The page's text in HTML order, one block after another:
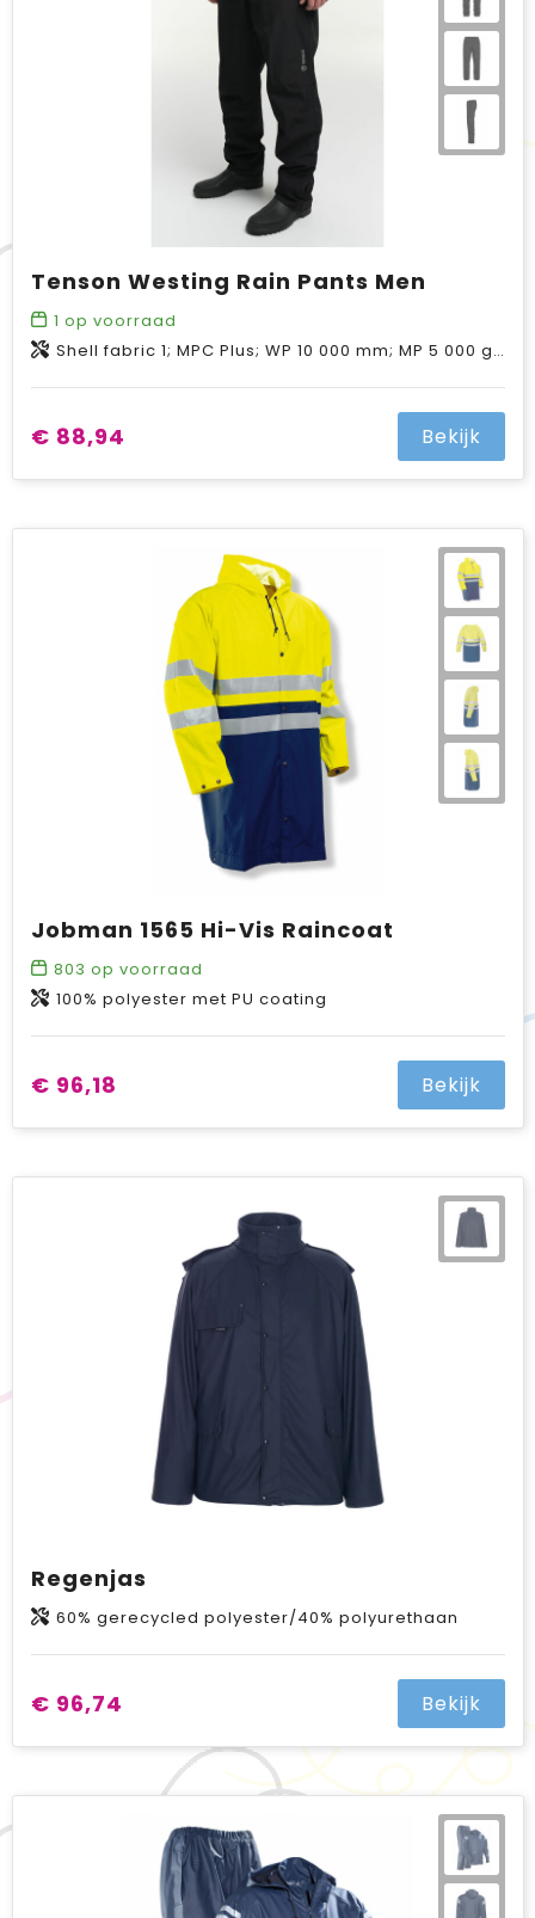
Tenson Westing Rain Pants Men
1 op voorraad
Shell fabric 1; MPC Plus; WP 10 000 mm; MP 5 000 g/m2/24h; PFC-free water repellent finish; 100% Recycled Polyester ;Lining; 100% Polyester
€ 88,94 Bekijk
Jobman 1565 Hi-Vis Raincoat
803 op voorraad
100% polyester met PU coating
€ 96,18 Bekijk
Regenjas
60% gerecycled polyester/40% polyurethaan
€ 96,74 Bekijk